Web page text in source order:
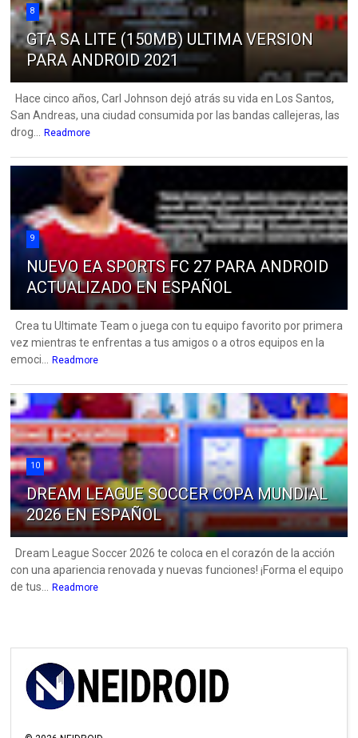
8
GTA SA LITE (150MB) ULTIMA VERSION
PARA ANDROID 2021
Hace cinco años, Carl Johnson dejó atrás su vida en Los Santos,
San Andreas, una ciudad consumida por las bandas callejeras, las
drog... Readmore
9
NUEVO EA SPORTS FC 27 PARA ANDROID
ACTUALIZADO EN ESPAÑOL
Crea tu Ultimate Team o juega con tu equipo favorito por primera
vez mientras te enfrentas a tus amigos o a otros equipos en la
emoci... Readmore
10
DREAM LEAGUE SOCCER COPA MUNDIAL
2026 EN ESPAÑOL
Dream League Soccer 2026 te coloca en el corazón de la acción
con una apariencia renovada y nuevas funciones! ¡Forma el equipo
de tus... Readmore